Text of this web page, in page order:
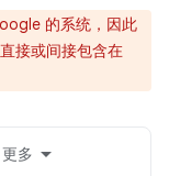
的系统，因此
接或间接包含在
更多